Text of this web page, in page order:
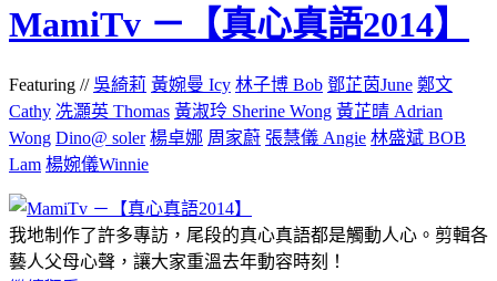
MamiTv －【真心真語2014】
Featuring // 吳綺莉 黃婉曼 Icy 林子博 Bob 鄧芷茵June 鄭文
Cathy 冼灝英 Thomas 黃淑玲 Sherine Wong 黃芷晴 Adrian
Wong Dino@ soler 楊卓娜 周家蔚 張慧儀 Angie 林盛斌 BOB
Lam 楊婉儀Winnie
我地制作了許多專訪，尾段的真心真語都是觸動人心。剪輯各
藝人父母心聲，讓大家重溫去年動容時刻！